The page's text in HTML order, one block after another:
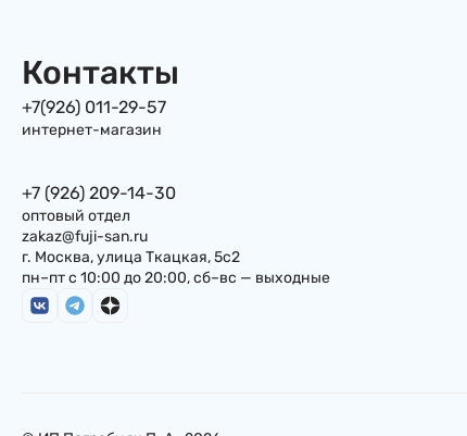
Контакты
+7(926) 011-29-57
интернет-магазин
+7 (926) 209-14-30
оптовый отдел
zakaz@fuji-san.ru
г. Москва, улица Ткацкая, 5с2
пн–пт с 10:00 до 20:00, сб–вс — выходные